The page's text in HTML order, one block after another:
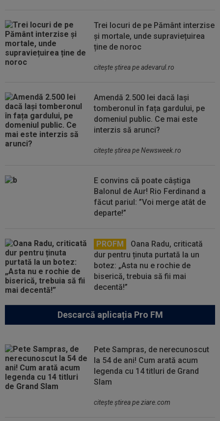
Trei locuri de pe Pământ interzise
și mortale, unde supraviețuirea
ține de noroc
citeşte ştirea pe adevarul.ro
Amendă 2.500 lei dacă lași
tomberonul în fața gardului, pe
domeniul public. Ce mai este
interzis să arunci?
citeşte ştirea pe Newsweek.ro
E convins că poate câștiga
Balonul de Aur! Rio Ferdinand a
făcut pariul: ”Voi merge atât de
departe!”
PROFM
Oana Radu, criticată
dur pentru ținuta purtată la un
botez: „Asta nu e rochie de
biserică, trebuia să fii mai
decentă!”
Descarcă aplicația Pro FM
Pete Sampras, de nerecunoscut
la 54 de ani! Cum arată acum
legenda cu 14 titluri de Grand
Slam
citeşte ştirea pe ziare.com